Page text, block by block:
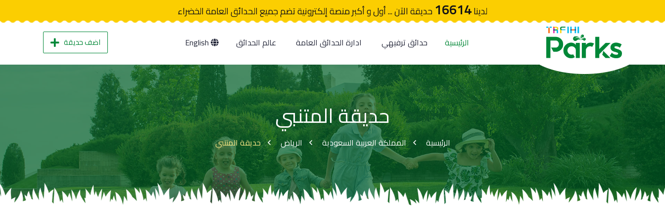
لدينا16614حديقة الآن ... أول و أكبر منصة إلكترونية تضم جميع الحدائق العامة الخضراء
الرئيسية حدائق ترفيهي ادارة الحدائق العامة عالم الحدائق اضف حديقة
حديقة المتنبي
الرئيسية المملكة العربية السعودية الرياض حديقة المتنبي